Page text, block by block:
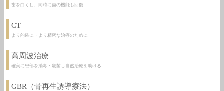
歯を白くし、同時に歯の機能も回復
CT
より的確に・より精密な治療のために
高周波治療
確実に患部を消毒・殺菌し自然治療を助ける
GBR（骨再生誘導療法）